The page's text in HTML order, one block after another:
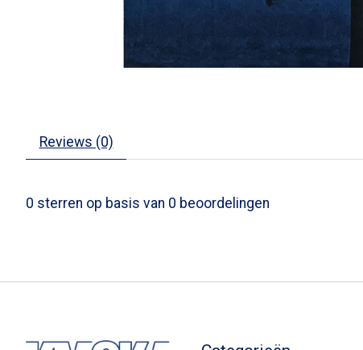
Reviews (0)
0 sterren op basis van 0 beoordelingen